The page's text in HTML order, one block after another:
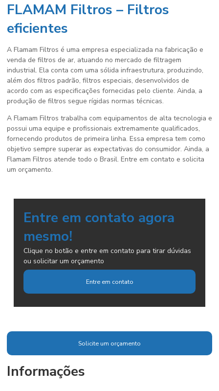
FLAMAM Filtros – Filtros
eficientes
A Flamam Filtros é uma empresa especializada na fabricação e
venda de filtros de ar, atuando no mercado de filtragem
industrial. Ela conta com uma sólida infraestrutura, produzindo,
além dos filtros padrão, filtros especiais, desenvolvidos de
acordo com as especificações fornecidas pelo cliente. Ainda, a
produção de filtros segue rígidas normas técnicas.
A Flamam Filtros trabalha com equipamentos de alta tecnologia e
possui uma equipe e profissionais extremamente qualificados,
fornecendo produtos de primeira linha. Essa empresa tem como
objetivo sempre superar as expectativas do consumidor. Ainda, a
Flamam Filtros atende todo o Brasil. Entre em contato e solicita
um orçamento.
Entre em contato agora
mesmo!
Clique no botão e entre em contato para tirar dúvidas
ou solicitar um orçamento
Entre em contato
Solicite um orçamento
Informações